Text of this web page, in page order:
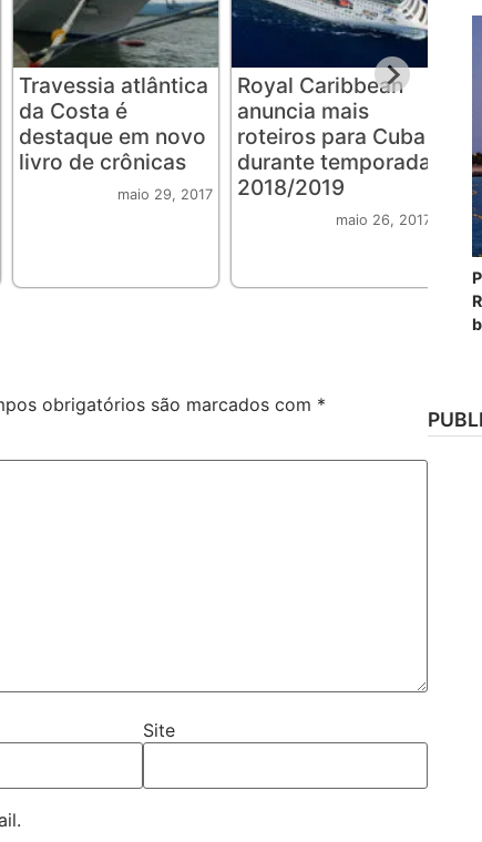
Travessia atlântica
da Costa é
destaque em novo
livro de crônicas
maio 29, 2017
Royal Caribbean
anuncia mais
roteiros para Cuba
durante temporada
2018/2019
maio 26, 2017
obrigatórios são marcados com *
Site